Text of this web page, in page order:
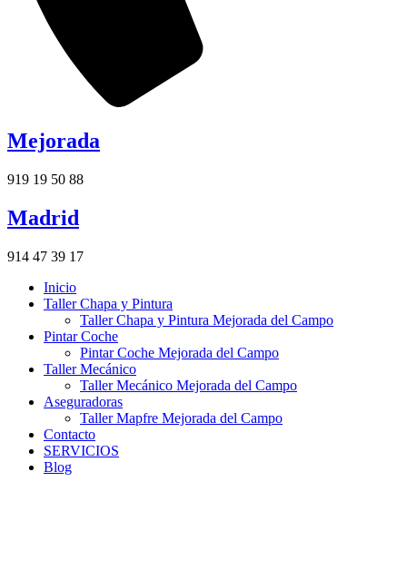
Mejorada
919 19 50 88
Madrid
914 47 39 17
Inicio
Taller Chapa y Pintura
Taller Chapa y Pintura Mejorada del Campo
Pintar Coche
Pintar Coche Mejorada del Campo
Taller Mecánico
Taller Mecánico Mejorada del Campo
Aseguradoras
Taller Mapfre Mejorada del Campo
Contacto
SERVICIOS
Blog